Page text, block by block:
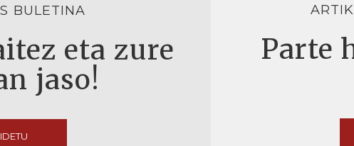
BULETINA
eta zure
jaso!
Parte